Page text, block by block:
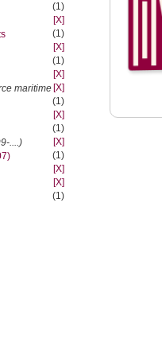
(1)
[X]
(1)
[X]
(1)
[X]
maritime [X]
(1)
[X]
(1)
....)
[X]
(1)
[X]
[X]
(1)